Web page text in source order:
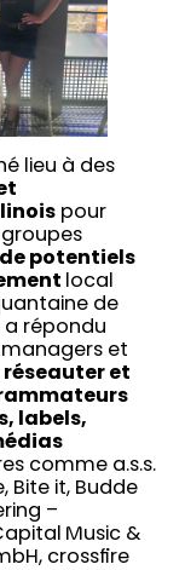
lieu à des
pour
potentiels
local
de
a répondu
et
réseauter et
labels,
comme a.s.s.
Bite it, Budde
–
Music &
crossfire